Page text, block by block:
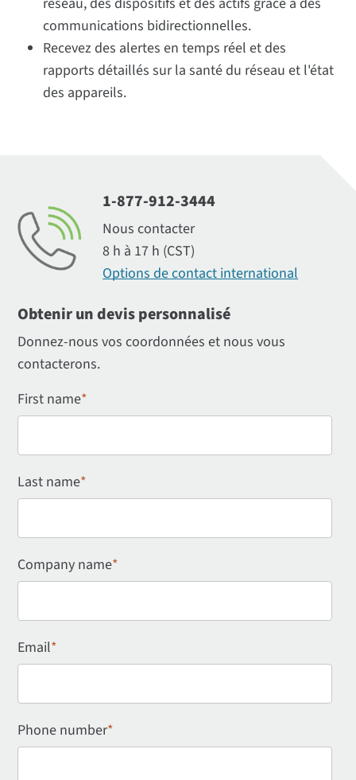
communications bidirectionnelles.
Recevez des alertes en temps réel et des
rapports détaillés sur la santé du réseau et l'état
des appareils.
1-877-912-3444
Nous contacter
8 h à 17 h (CST)
Options de contact international
Obtenir un devis personnalisé
Donnez-nous vos coordonnées et nous vous
contacterons.
First name*
Last name*
Company name*
Email*
Phone number*